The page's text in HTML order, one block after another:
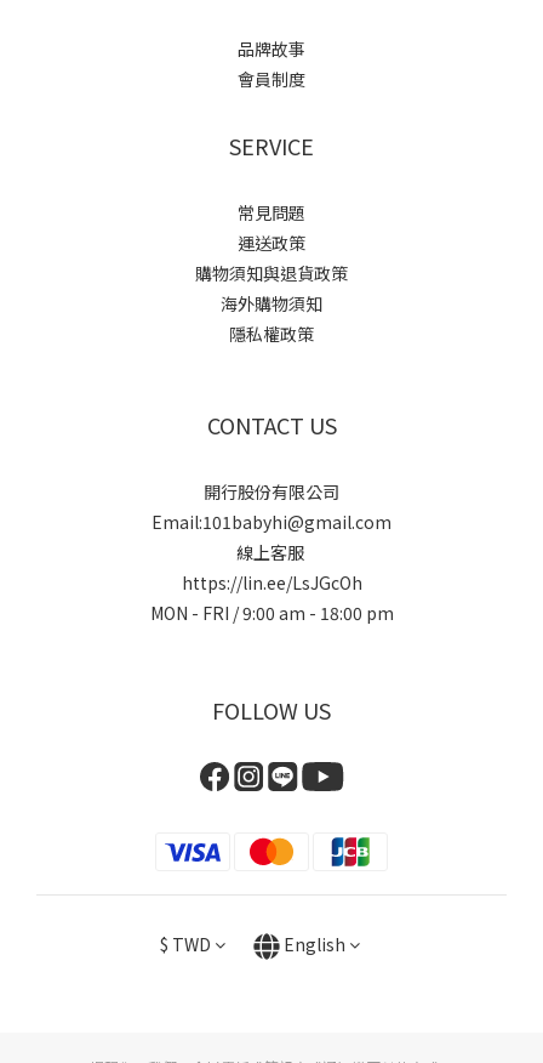
品牌故事
會員制度
SERVICE
常見問題
運送政策
購物須知與退貨政策
海外購物須知
隱私權政策
CONTACT US
開行股份有限公司
Email:101babyhi@gmail.com
線上客服
https://lin.ee/LsJGcOh
MON - FRI / 9:00 am - 18:00 pm
FOLLOW US
$ TWD English